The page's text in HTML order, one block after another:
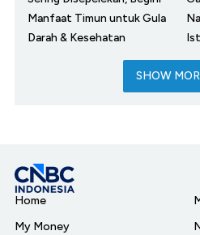
Manfaat Timun untuk Gula
Darah & Kesehatan
SHOW
Home
My Money